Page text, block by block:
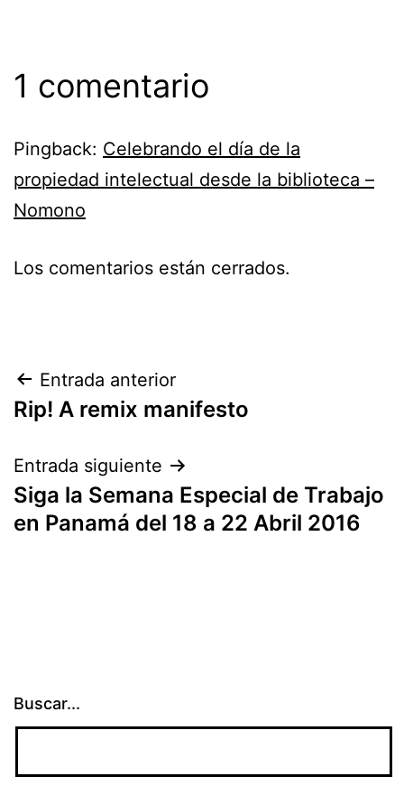
1 comentario
Pingback: Celebrando el día de la
propiedad intelectual desde la biblioteca –
Nomono
Los comentarios están cerrados.
Navegación
de
entradas
Entrada anterior
Rip! A remix manifesto
Entrada siguiente
Siga la Semana Especial de Trabajo
en Panamá del 18 a 22 Abril 2016
Buscar...